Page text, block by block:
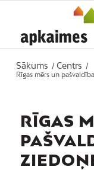
Sākums / Centrs
/
Rīgas mērs un
RĪGAS